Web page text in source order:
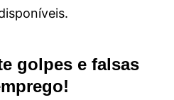
golpes e falsas